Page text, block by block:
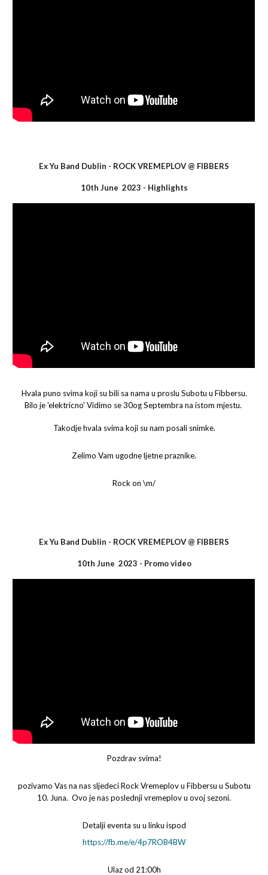
Ex Yu Band Dublin - ROCK VREMEPLOV@ FIBBERS
10th June 2023 - Highlights
Hvala puno svima koji su bili sa nama u proslu Subotu u Fibbersu.
Bilo je 'elektricno' Vidimo se 30og Septembra na istom mjestu.
Takodje hvala svima koji su nam posali snimke.
Zelimo Vam ugodne ljetne praznike.
Rock on \m/
Ex Yu Band Dublin - ROCK VREMEPLOV@ FIBBERS
10th June 2023 - Promo video
Pozdrav svima!
pozivamo Vas na nas sljedeci Rock Vremeplov u Fibbersu u Subotu
10. Juna. Ovo je nas poslednji vremeplov u ovoj sezoni.
Detalji eventa su u linku ispod
https://fb.me/e/4p7ROB4BW
Ulaz od 21:00h